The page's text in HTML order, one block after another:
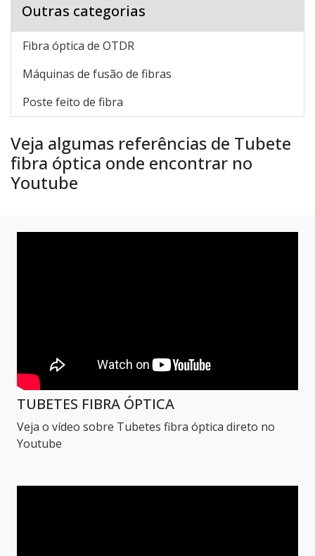
Outras categorias
Fibra óptica de OTDR
Máquinas de fusão de fibras
Poste feito de fibra
Veja algumas referências de Tubete
fibra óptica onde encontrar no
Youtube
TUBETES FIBRA ÓPTICA
Veja o vídeo sobre Tubetes fibra óptica direto no
Youtube